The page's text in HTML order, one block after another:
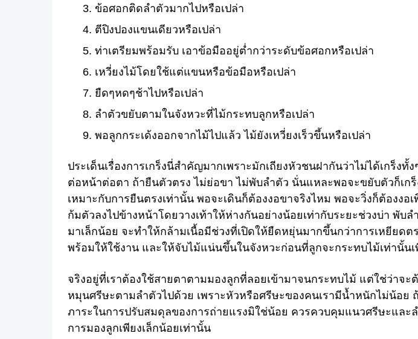
ข้อศอกติดลำตัวมากไปหรือเปล่า
ตีปิงปองแขนเดียวหรือเปล่า
ท่าเตรียมพร้อมรับ เอาข้อมืออยู่ต่ำกว่าระดับข้อศอกหรือเปล่า
เหวี่ยงไม้โดยใช้แต่แขนหรือข้อมือหรือเปล่า
ยืดๆหดๆช้าไปหรือเปล่า
ลำตัวขยับตามในจังหวะที่ไม้กระทบลูกหรือเปล่า
พอลูกกระเด้งออกจากไม้ไปแล้ว ไม้ยังเหวี่ยงเร็วขึ้นหรือเปล่า
ประเด็นเรื่องการเกร็งนี่สำคัญมากเพราะมักเถียงหัวชนฝากันว่าไม่ได้เกร็งทั้
ต่อหน้าต่อตา ถ้ายืนตัวตรง ไม่ย่อขา ไม่พับลำตัว นั่นแหละพอจะขยับตัวก็เก
เหมาะกับการยืนตรงเท่านั้น พอจะเดินก็ต้องงอขาจริงไหม พอจะวิ่งก็ต้องงอ
ก้มตัวลงไปข้างหน้าโดยวางเท้าให้ห่างกันอย่างน้อยเท่ากับระยะช่วงบ่า พับ
มาเล็กน้อย จะทำให้กล้ามเนื้อมีช่วงที่เปิดให้ยืดหยุ่นมากขึ้นกว่าการเหยียดต
พร้อมให้ใช้งาน และให้จับไม้แน่นขึ้นในจังหวะก่อนที่ลูกจะกระทบไม้เท่านั้น
จริงอยู่ที่เราต้องใช้สายตาตามมองลูกที่ลอยเข้ามาจนกระทบไม้ แต่ใช่ว่าจ
หมุนศรีษะตามลำตัวไปด้วย เพราะหัวหรือศรีษะของคนเรามีน้ำหนักไม่น้อย
ภาระในการปรับสมดุลของการถ่ายแรงมิใช่น้อย ควรควบคุมแนวศรีษะและ
การมองลูกเพียงเล็กน้อยเท่านั้น